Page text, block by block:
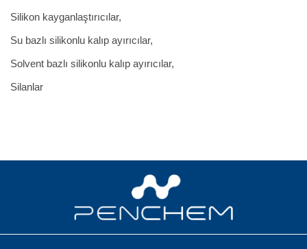
Silikon kayganlaştırıcılar,
Su bazlı silikonlu kalıp ayırıcılar,
Solvent bazlı silikonlu kalıp ayırıcılar,
Silanlar